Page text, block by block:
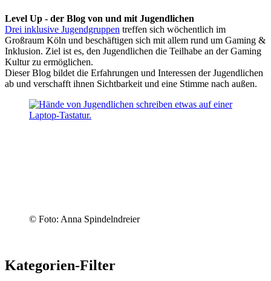
Level Up - der Blog von und mit Jugendlichen
Drei inklusive Jugendgruppen treffen sich wöchentlich im
Großraum Köln und beschäftigen sich mit allem rund um Gaming &
Inklusion. Ziel ist es, den Jugendlichen die Teilhabe an der Gaming
Kultur zu ermöglichen.
Dieser Blog bildet die Erfahrungen und Interessen der Jugendlichen
ab und verschafft ihnen Sichtbarkeit und eine Stimme nach außen.
© Foto: Anna Spindelndreier
Kategorien-Filter